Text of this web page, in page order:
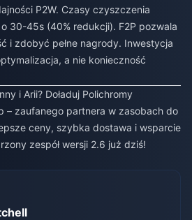
P2W. Czasy czyszczenia
30-45s (40% redukcji). F2P pozwala
i zdobyć pełne nagrody. Inwestycja
a nie konieczność
i Arii? Doładuj Polichromy
– zaufanego partnera w zasobach do
ceny, szybka dostawa i wsparcie
zespół wersji 2.6 już dziś!